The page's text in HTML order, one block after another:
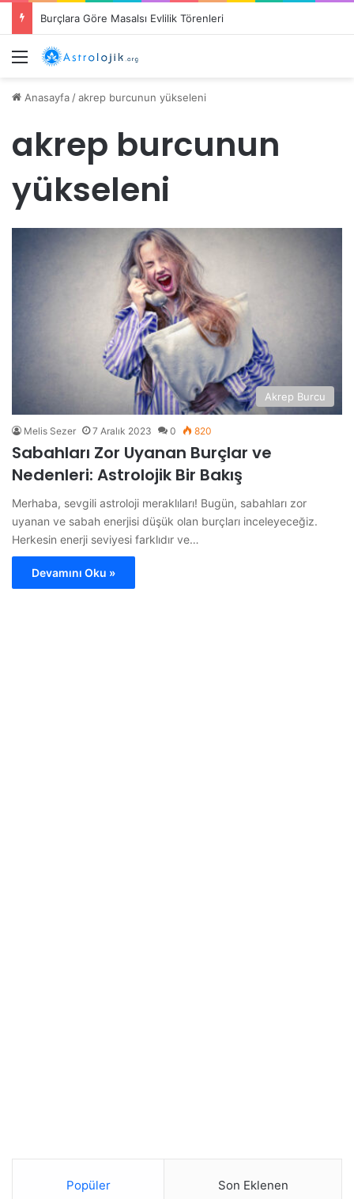
Burçlara Göre Masalsı Evlilik Törenleri
Menü
Anasayfa /akrep burcunun yükseleni
akrep burcunun
yükseleni
Akrep Burcu
Melis Sezer 7 Aralık 2023 0 820
Sabahları Zor Uyanan Burçlar ve
Nedenleri: Astrolojik Bir Bakış
Merhaba, sevgili astroloji meraklıları! Bugün, sabahları zor
uyanan ve sabah enerjisi düşük olan burçları inceleyeceğiz.
Herkesin enerji seviyesi farklıdır ve…
Devamını Oku »
Popüler Son Eklenen